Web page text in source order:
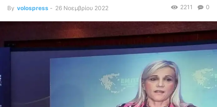
By volospress - 26 Νοεμβρίου 2022 0
2211